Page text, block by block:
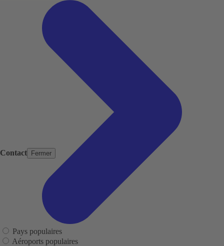
Contact Fermer
Pays populaires
Aéroports populaires